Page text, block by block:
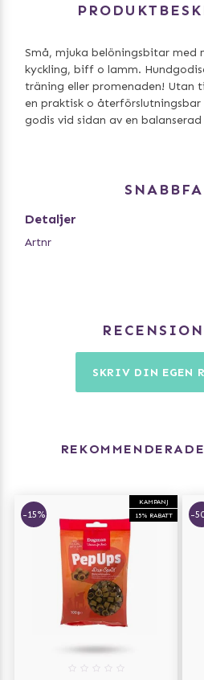
Små, mjuka belöningsbitar med
kyckling, biff o lamm.
träning eller promenaden! Utan
en praktisk o återförslutningsbar
godis vid sidan av en balanserad
Detaljer
Artnr
SKRIV DIN EGEN
KAMPANJ
15% RABATT
-15% -